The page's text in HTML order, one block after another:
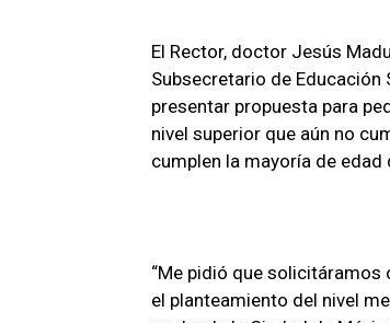
El Rector, doctor Jesús
Subsecretario de
presentar propuesta para
nivel superior que aún no
cumplen la mayoría de
“Me pidió que solicitáramos
el planteamiento del nivel